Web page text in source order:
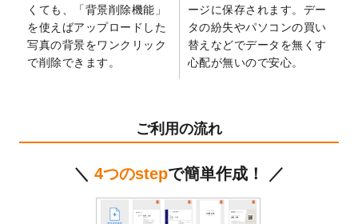
2025/1/15
配置できるデータ形式が増えました。
（pdf、psd、eps、tifに対応）
2024/12/24
2025年版4月始まりのカレンダーデザイン
箔押し年賀状のデザインテンプレート
ステッカーのデザインテンプレート
しました。
2025年巳年の年賀状デザインテンプレート
くても、「背景削除機能」
を使えばアップロードした
写真の背景をワンクリック
で削除できます。
ージに保存されます。デー
タの紛失やパソコンの買い
替えなどでデータを無くす
心配が無いので安心。
ご利用の流れ
＼ 4つのstepで簡単作成！ ／